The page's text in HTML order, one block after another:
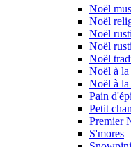
Noël
Noël
Noël
Noël
Noël
Noël à la
Noël à la
Pain
Petit
Premier
S'mores